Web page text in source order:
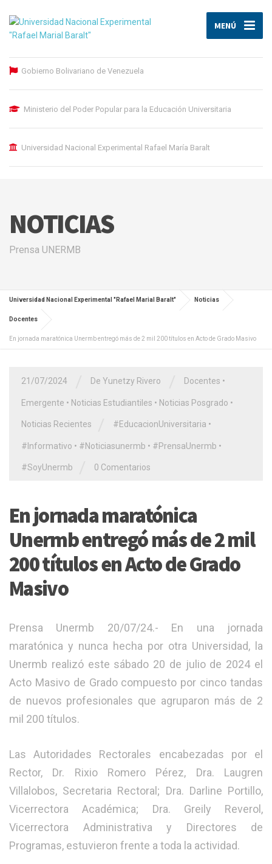
MENÚ
Gobierno Bolivariano de Venezuela
Ministerio del Poder Popular para la Educación Universitaria
Universidad Nacional Experimental Rafael María Baralt
NOTICIAS
Prensa UNERMB
Universidad Nacional Experimental "Rafael Marial Baralt" Noticias
Docentes
En jornada maratónica Unermb entregó más de 2 mil 200 títulos en Acto de Grado Masivo
21/07/2024 De Yunetzy Rivero Docentes •
Emergente • Noticias Estudiantiles • Noticias Posgrado •
Noticias Recientes #EducacionUniversitaria •
#Informativo • #Noticiasunermb • #PrensaUnermb •
#SoyUnermb 0 Comentarios
En jornada maratónica
Unermb entregó más de 2 mil
200 títulos en Acto de Grado
Masivo
Prensa Unermb 20/07/24.- En una jornada
maratónica y nunca hecha por otra Universidad, la
Unermb realizó este sábado 20 de julio de 2024 el
Acto Masivo de Grado compuesto por cinco tandas
de nuevos profesionales que agruparon más de 2
mil 200 títulos.
Las Autoridades Rectorales encabezadas por el
Rector, Dr. Rixio Romero Pérez, Dra. Laugren
Villalobos, Secretaria Rectoral; Dra. Darline Portillo,
Vicerrectora Académica; Dra. Greily Reverol,
Vicerrectora Administrativa y Directores de
Programas, estuvieron frente a toda la actividad.